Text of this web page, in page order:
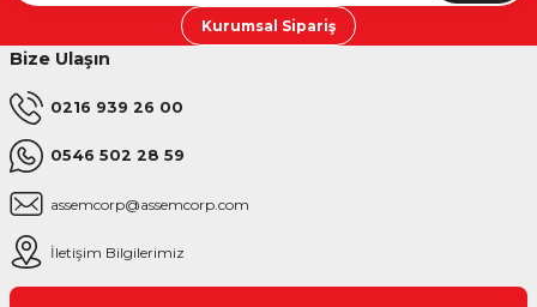
Kurumsal Sipariş
Bize Ulaşın
0216 939 26 00
0546 502 28 59
assemcorp@assemcorp.com
İletişim Bilgilerimiz